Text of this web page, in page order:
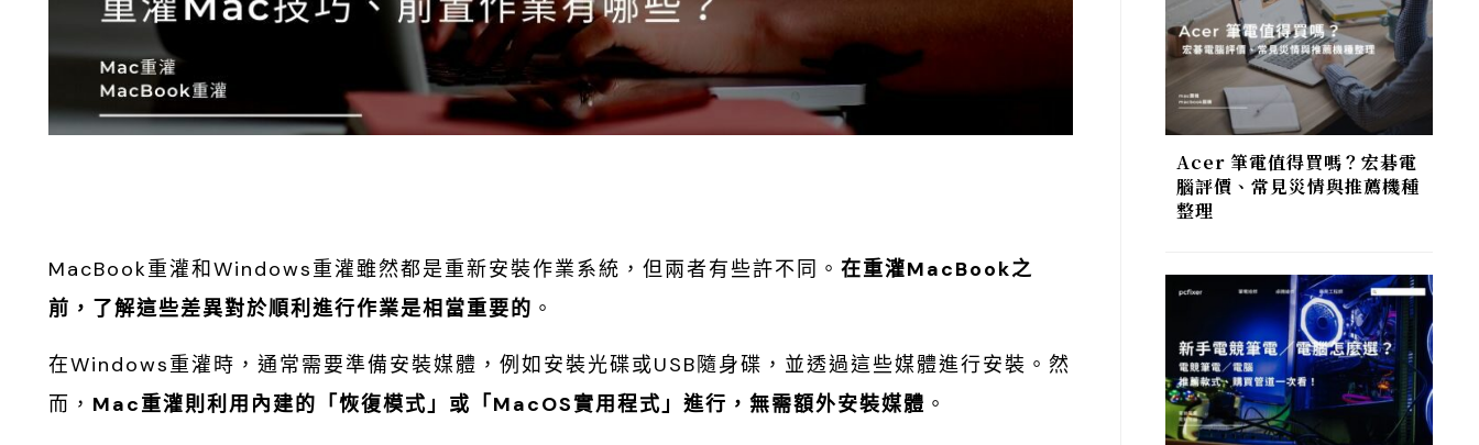
MacBook重灌和Windows重灌雖然都是重新安裝作業系統，但兩者有些許不同。 在重灌MacBook之
前，了解這些差異對於順利進行作業是相當重要的 。
在Windows重灌時，通常需要準備安裝媒體，例如安裝光碟或USB隨身碟，並透過這些媒體進行安裝。然
而， Mac重灌則利用內建的「恢復模式」或「MacOS實用程式」進行，無需額外安裝媒體 。
Acer 筆電值得買嗎？宏碁電
腦評價、常見災情與推薦機種
整理